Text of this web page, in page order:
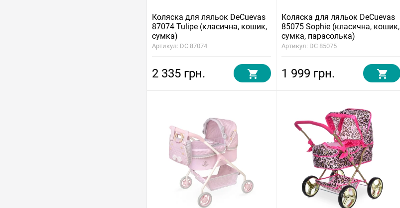
Коляска для ляльок DeCuevas
87074 Tulipe (класична, кошик,
сумка)
Артикул: DC 87074
2 335 грн.
Коляска для ляльок DeCuevas
85075 Sophie (класична, кошик,
сумка, парасолька)
Артикул: DC 85075
1 999 грн.